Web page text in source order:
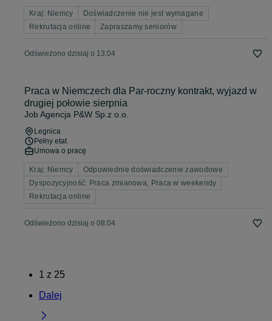
Kraj: Niemcy
Doświadczenie nie jest wymagane
Rekrutacja online
Zapraszamy seniorów
Odświeżono dzisiaj o 13:04
Praca w Niemczech dla Par-roczny kontrakt, wyjazd w
drugiej połowie sierpnia
Job Agencja P&W Sp.z o.o.
Legnica
Pełny etat
Umowa o pracę
Kraj: Niemcy
Odpowiednie doświadczenie zawodowe
Dyspozycyjność: Praca zmianowa, Praca w weekendy
Rekrutacja online
Odświeżono dzisiaj o 08:04
1 z 25
Dalej